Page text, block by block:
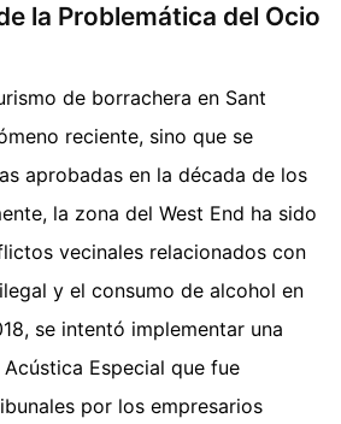
la Problemática del Ocio
de borrachera en Sant
reciente, sino que se
aprobadas en la década de los
la zona del West End ha sido
vecinales relacionados con
y el consumo de alcohol en
se intentó implementar una
Especial que fue
por los empresarios